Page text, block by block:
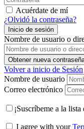
Acuérdate de mí
¿Olvidó la contraseña?
Inicio de sesión
Nombre de usuario o
Obtener nueva
Volver a inicio de Sesión
Nombre de usuario
Correo electrónico
¡Suscríbeme a la lista
I agree with your